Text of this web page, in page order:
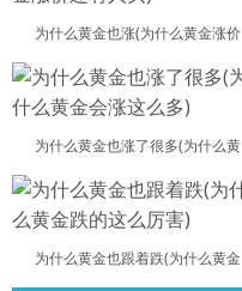
为什么黄金也涨(为什么黄金涨价
为什么黄金也涨了很多(为什么黄
为什么黄金也跟着跌(为什么黄金